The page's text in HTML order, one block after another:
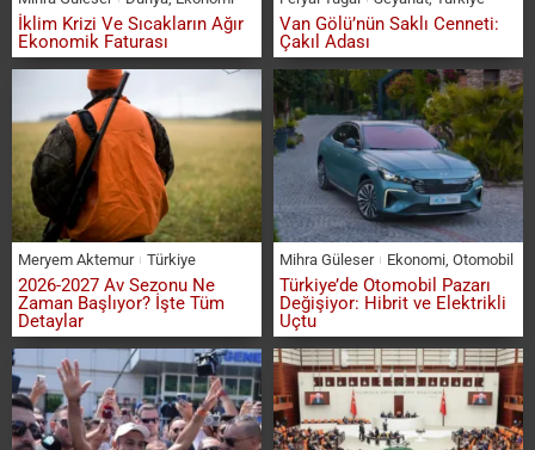
İklim Krizi Ve Sıcakların Ağır
Ekonomik Faturası
Van Gölü’nün Saklı Cenneti:
Çakıl Adası
Meryem Aktemur Türkiye
2026-2027 Av Sezonu Ne
Zaman Başlıyor? İşte Tüm
Detaylar
Mihra Güleser Ekonomi, Otomobil
Türkiye’de Otomobil Pazarı
Değişiyor: Hibrit ve Elektrikli
Uçtu